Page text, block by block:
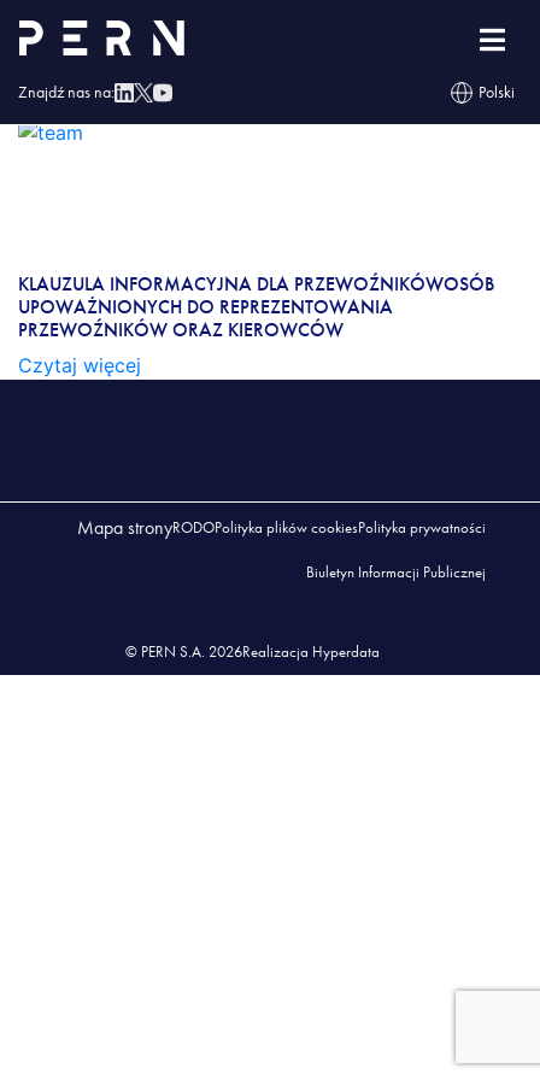
Znajdź nas na: Polski
KLAUZULA INFORMACYJNA DLA
PRZEWOŹNIKÓWOSÓB UPOWAŻNIONYCH DO
KIEROWCÓW
KLAUZULA INFORMACYJNA DLA PRZEWOŹNIKÓWOSÓB
UPOWAŻNIONYCH DO REPREZENTOWANIA
PRZEWOŹNIKÓW ORAZ KIEROWCÓW
Czytaj więcej
Mapa stronyRODOPolityka plików cookiesPolityka prywatności
Biuletyn Informacji Publicznej
© PERN S.A. 2026Realizacja Hyperdata